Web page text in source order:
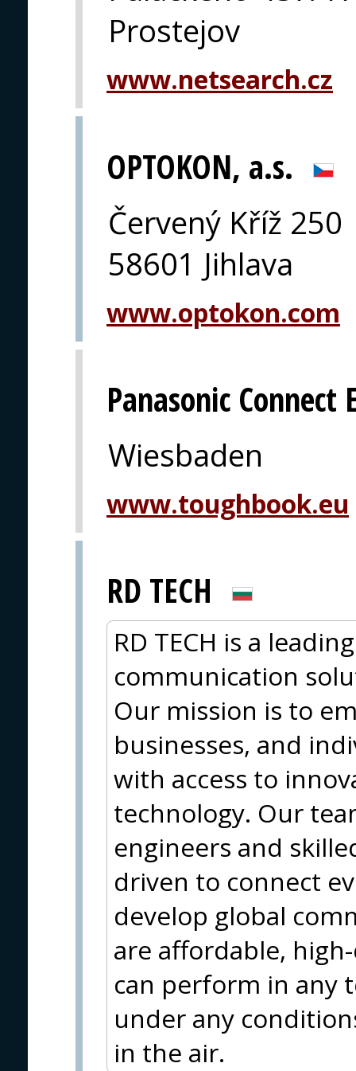
Prostejov
www.netsearch.cz
OPTOKON, a.s.
Červený Kříž 250
58601 Jihlava
www.optokon.com
Panasonic Connect
Wiesbaden
www.toughbook.eu
RD TECH
RD TECH is a
communication
Our mission is to
businesses, and
with access to
technology. Our
engineers and
driven to connect
develop global
are affordable,
can perform in any
under any
in the air.